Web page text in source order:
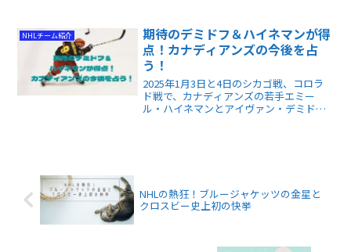
強は失敗か？」ニューヨーク・レンジャ
ーズをお届けします。
NHLチーム紹介
期待のデミドフ＆ハイネマンが得
点！カナディアンズの今後を占
う！
2025年1月3日と4日のシカゴ戦、コロラ
ド戦で、カナディアンズの若手エミー
ル・ハイネマンとアイヴァン・デミドフ
NHLの熱狂！ブルージャケッツの金星と
クロスビー史上初の快挙